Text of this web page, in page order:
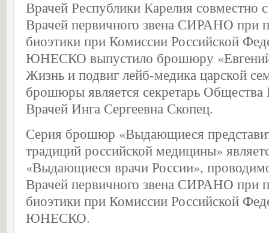
Врачей Республики Карелия совместно
Врачей первичного звена СИРАНО при
биоэтики при Комиссии Российской
ЮНЕСКО выпустило брошюру «Евгений
Жизнь и подвиг лейб-медика царской
брошюры является секретарь
Врачей Инга Сергеевна Скопец.
Серия брошюр «Выдающиеся
традиций российской медицины»
«Выдающиеся врачи России»,
Врачей первичного звена СИРАНО при
биоэтики при Комиссии Российской
ЮНЕСКО.